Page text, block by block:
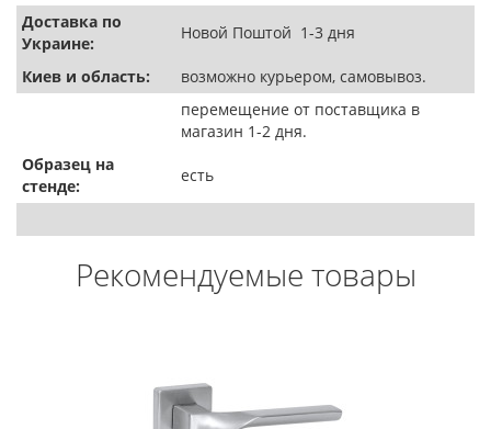
Доставка по
Украине:
Новой Поштой 1-3 дня
Киев и область:
возможно курьером, самовывоз.
перемещение от поставщика в
магазин 1-2 дня.
Образец на
стенде:
есть
Рекомендуемые товары